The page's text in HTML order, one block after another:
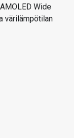
Wide
värilämpötilan